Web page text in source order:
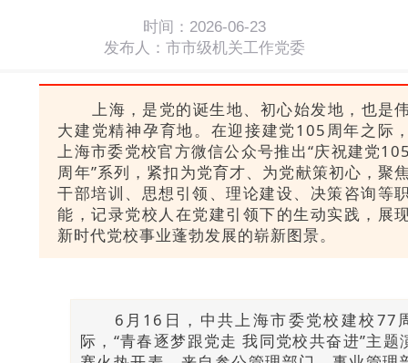
时间：2026-06-23
发布人：市市级机关工作党委
上海，是党的诞生地、初心始发地，也是
大建党精神孕育地。在迎接建党105周年之际
上海市委党校官方微信公众号推出“庆祝建党
周年”系列，紧扣为党育才、为党献策初心，聚
干部培训、思想引领、理论建设、决策咨询等
能，记录党校人在党建引领下的生动实践，展
新时代党校事业蓬勃发展的崭新图景。
6月16日，中共上海市委党校建校77
际，“青春逐梦跟党走 我同党校共奋进”主题